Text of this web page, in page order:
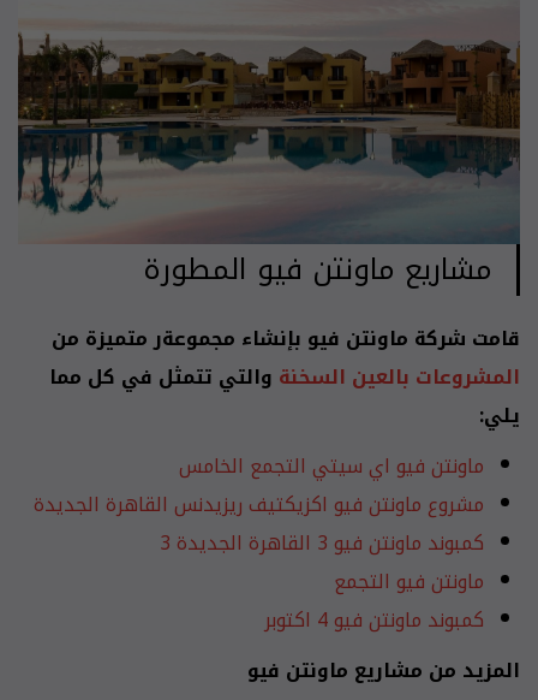
مشاريع ماونتن فيو المطورة
قامت شركة ماونتن فيو بإنشاء مجموعةر متميزة من
المشروعات بالعين السخنة والتي تتمثل في كل مما
يلي:
ماونتن فيو اي سيتي التجمع الخامس
مشروع ماونتن فيو اكزيكتيف ريزيدنس القاهرة الجديدة
كمبوند ماونتن فيو 3 القاهرة الجديدة 3
ماونتن فيو التجمع
كمبوند ماونتن فيو 4 اكتوبر
المزيد من مشاريع ماونتن فيو